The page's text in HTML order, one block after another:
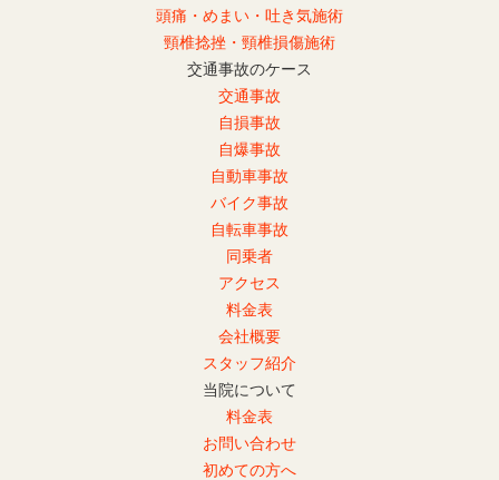
頭痛・めまい・吐き気施術
頸椎捻挫・頸椎損傷施術
交通事故のケース
交通事故
自損事故
自爆事故
自動車事故
バイク事故
自転車事故
同乗者
アクセス
料金表
会社概要
スタッフ紹介
当院について
料金表
お問い合わせ
初めての方へ